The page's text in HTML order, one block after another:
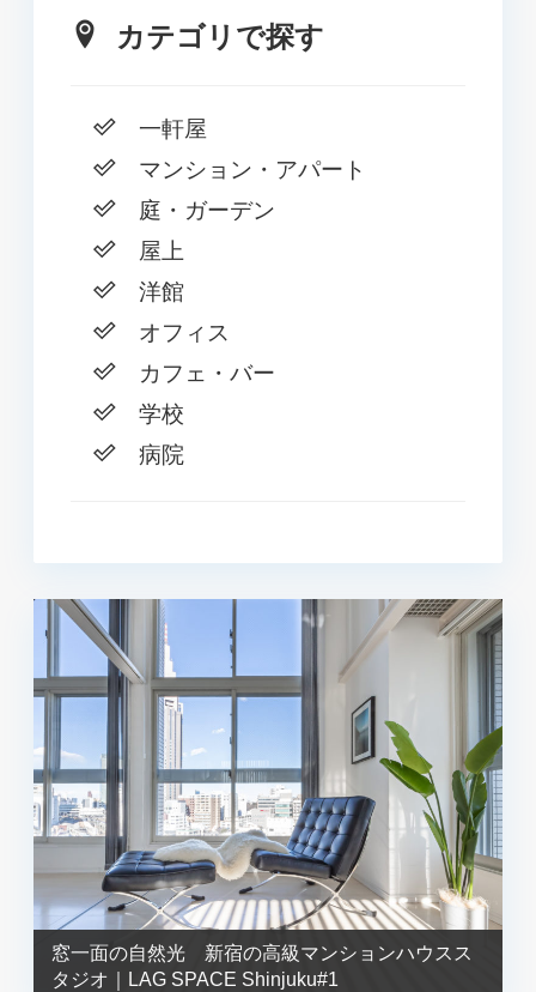
カテゴリで探す
一軒屋
マンション・アパート
庭・ガーデン
屋上
洋館
オフィス
カフェ・バー
学校
病院
窓一面の自然光 新宿の高級マンションハウスス
タジオ｜LAG SPACE Shinjuku#1